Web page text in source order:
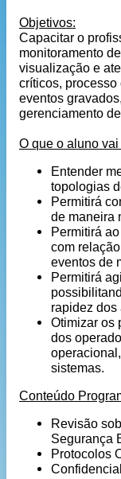
Objetivos:
Capacitar o
monitoramento
visualização e
críticos,
eventos
gerenciamento
O que o aluno
Entender
topologias
Permitirá
de maneira
Permitirá
com
eventos de
Permitirá
rapidez dos
Otimizar os
dos
sistemas.
Conteúdo
Revisão
Segurança
Protocolos